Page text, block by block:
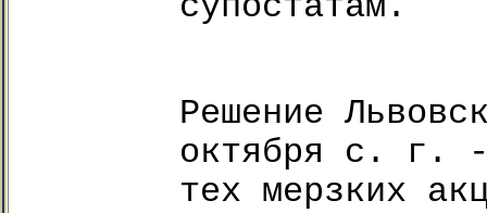
Решение
октября с. г. -
тех мерзких